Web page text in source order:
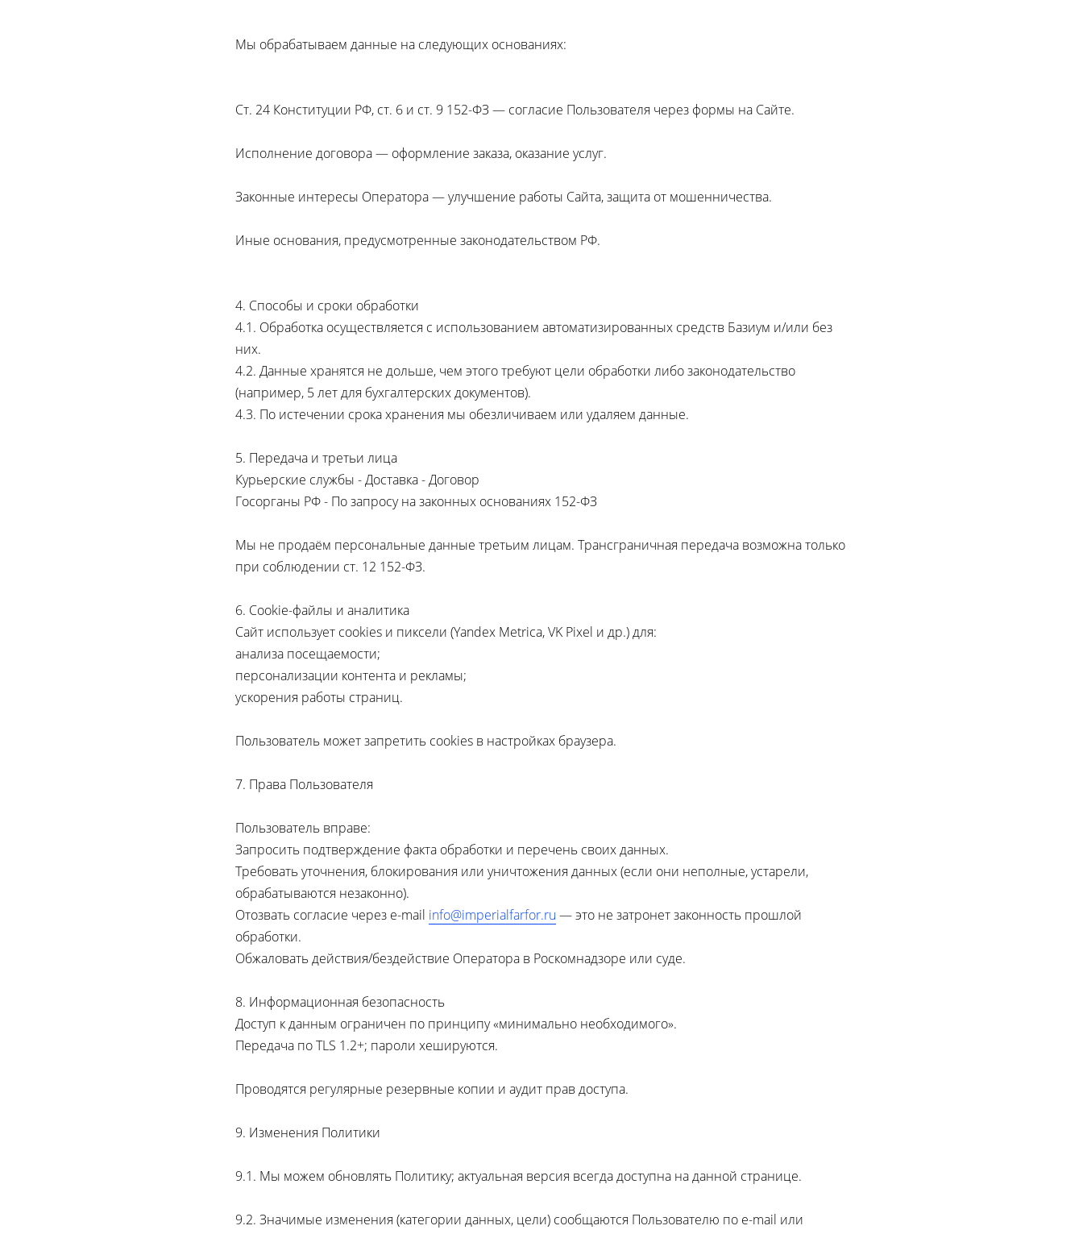
Мы обрабатываем данные на следующих основаниях:
Ст. 24 Конституции РФ, ст. 6 и ст. 9 152-ФЗ — согласие Пользователя через формы на Сайте.
Исполнение договора — оформление заказа, оказание услуг.
Законные интересы Оператора — улучшение работы Сайта, защита от мошенничества.
Иные основания, предусмотренные законодательством РФ.
4. Способы и сроки обработки
4.1. Обработка осуществляется с использованием автоматизированных средств Базиум и/или без
них.
4.2. Данные хранятся не дольше, чем этого требуют цели обработки либо законодательство
(например, 5 лет для бухгалтерских документов).
4.3. По истечении срока хранения мы обезличиваем или удаляем данные.
5. Передача и третьи лица
Курьерские службы - Доставка - Договор
Госорганы РФ - По запросу на законных основаниях 152-ФЗ
Мы не продаём персональные данные третьим лицам. Трансграничная передача возможна только
при соблюдении ст. 12 152-ФЗ.
6. Cookie-файлы и аналитика
Сайт использует cookies и пиксели (Yandex Metrica, VK Pixel и др.) для:
анализа посещаемости;
персонализации контента и рекламы;
ускорения работы страниц.
Пользователь может запретить cookies в настройках браузера.
7. Права Пользователя
Пользователь вправе:
Запросить подтверждение факта обработки и перечень своих данных.
Требовать уточнения, блокирования или уничтожения данных (если они неполные, устарели,
обрабатываются незаконно).
Отозвать согласие через e-mail info@imperialfarfor.ru — это не затронет законность прошлой
обработки.
Обжаловать действия/бездействие Оператора в Роскомнадзоре или суде.
8. Информационная безопасность
Доступ к данным ограничен по принципу «минимально необходимого».
Передача по TLS 1.2+; пароли хешируются.
Проводятся регулярные резервные копии и аудит прав доступа.
9. Изменения Политики
9.1. Мы можем обновлять Политику; актуальная версия всегда доступна на данной странице.
9.2. Значимые изменения (категории данных, цели) сообщаются Пользователю по e-mail или